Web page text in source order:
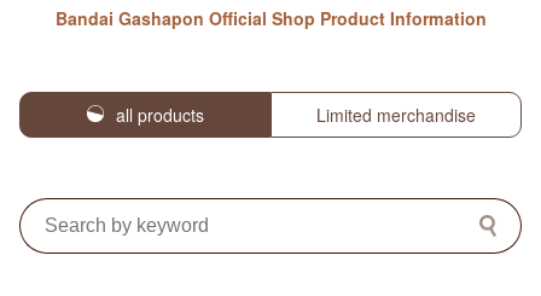
Bandai Gashapon Official Shop Product Information
all products Limited merchandise